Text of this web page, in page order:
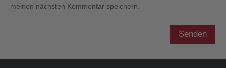
meinen nächsten Kommentar speichern.
Senden